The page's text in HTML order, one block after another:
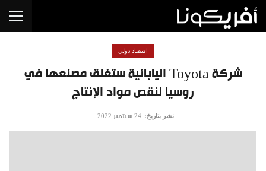
شركة Toyota اليابانية ستغلق مصنعها في
روسيا لنقص مواد الإنتاج
اقتصاد دولي
نشر بتاريخ: 24 سبتمبر 2022